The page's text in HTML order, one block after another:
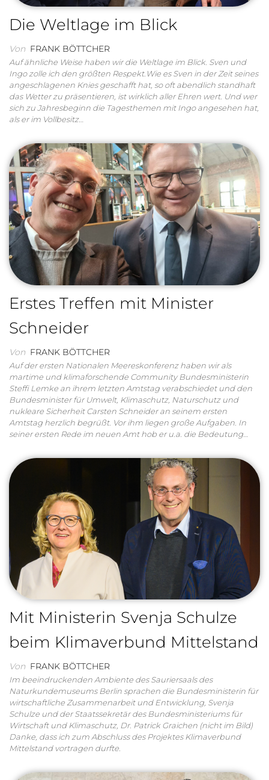
Die Weltlage im Blick
Von FRANK BÖTTCHER
Auf ähnliche Weise haben wir die Weltlage im Blick. Sven und
Ingo zolle ich den größten Respekt.Wie es Sven in der Zeit seines
angeschlagenen Knies geschafft hat, so oft abendlich standhaft
das Wetter zu präsentieren, ist wirklich aller Ehren wert. Und wer
sich zu Jahresbeginn die Tagesthemen mit Ingo angesehen hat,
als er im Vollbesitz…
Erstes Treffen mit Minister
Schneider
Von FRANK BÖTTCHER
Auf der ersten Nationalen Meereskonferenz haben wir als
martime und klimaforschende Community Bundesministerin
Steffi Lemke an ihrem letzten Amtstag verabschiedet und den
Bundesminister für Umwelt, Klimaschutz, Naturschutz und
nukleare Sicherheit Carsten Schneider an seinem ersten
Amtstag herzlich begrüßt. Vor ihm liegen große Aufgaben. In
seiner ersten Rede im neuen Amt hob er u.a. die Bedeutung…
Mit Ministerin Svenja Schulze
beim Klimaverbund Mittelstand
Von FRANK BÖTTCHER
Im beeindruckenden Ambiente des Sauriersaals des
Naturkundemuseums Berlin sprachen die Bundesministerin für
wirtschaftliche Zusammenarbeit und Entwicklung, Svenja
Schulze und der Staatssekretär des Bundesministeriums für
Wirtschaft und Klimaschutz, Dr. Patrick Graichen (nicht im Bild)
Danke, dass ich zum Abschluss des Projektes Klimaverbund
Mittelstand vortragen durfte.